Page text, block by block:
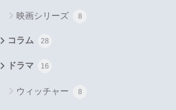
映画シリーズ 8
コラム 28
ドラマ 16
ウィッチャー 8